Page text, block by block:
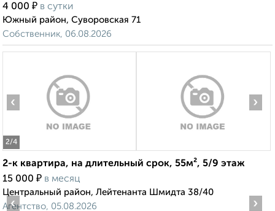
4 000 ₽ в сутки
Южный район, Суворовская 71
Собственник, 06.08.2026
2/4
‹ ›
2-к квартира, на длительный срок, 55м², 5/9 этаж
15 000 ₽ в месяц
Центральный район, Лейтенанта Шмидта 38/40
Агентство, 05.08.2026
‹ ›